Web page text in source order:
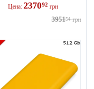
Цена: 237092 грн
395154 грн